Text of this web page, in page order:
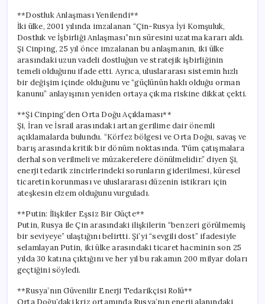
**Dostluk Anlaşması Yenilendi**
İki ülke, 2001 yılında imzalanan “Çin-Rusya İyi Komşuluk,
Dostluk ve İşbirliği Anlaşması”nın süresini uzatma kararı aldı.
Şi Cinping, 25 yıl önce imzalanan bu anlaşmanın, iki ülke
arasındaki uzun vadeli dostluğun ve stratejik işbirliğinin
temeli olduğunu ifade etti. Ayrıca, uluslararası sistemin hızlı
bir değişim içinde olduğunu ve “güçlünün haklı olduğu orman
kanunu” anlayışının yeniden ortaya çıkma riskine dikkat çekti.
**Şi Cinping’den Orta Doğu Açıklaması**
Şi, İran ve İsrail arasındaki artan gerilime dair önemli
açıklamalarda bulundu. “Körfez bölgesi ve Orta Doğu, savaş ve
barış arasında kritik bir dönüm noktasında. Tüm çatışmalara
derhal son verilmeli ve müzakerelere dönülmelidir.” diyen Şi,
enerji tedarik zincirlerindeki sorunların giderilmesi, küresel
ticaretin korunması ve uluslararası düzenin istikrarı için
ateşkesin elzem olduğunu vurguladı.
**Putin: İlişkiler Eşsiz Bir Güçte**
Putin, Rusya ile Çin arasındaki ilişkilerin “benzeri görülmemiş
bir seviyeye” ulaştığını belirtti. Şi’yi “sevgili dost” ifadesiyle
selamlayan Putin, iki ülke arasındaki ticaret hacminin son 25
yılda 30 katına çıktığını ve her yıl bu rakamın 200 milyar doları
geçtiğini söyledi.
**Rusya’nın Güvenilir Enerji Tedarikçisi Rolü**
Orta Doğu’daki kriz ortamında Rusya’nın enerji alanındaki